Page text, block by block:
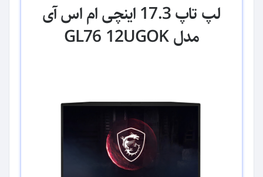
لپ تاپ 17.3 اینچی ام اس آی
مدل GL76 12UGOK